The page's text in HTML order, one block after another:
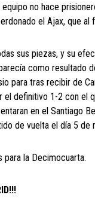
no hace
el Ajax, que al
sus piezas, y su
como resultado
para tras recibir de
el definitivo 1-2 con el
en el Santiago
de vuelta el día 5 de
para la Decimocuarta.